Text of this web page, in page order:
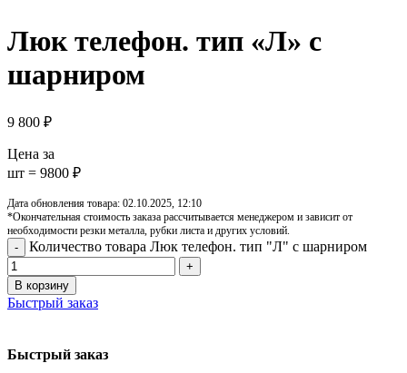
Люк телефон. тип «Л» с
шарниром
9 800 ₽
Цена за
шт = 9800 ₽
Дата обновления товара: 02.10.2025, 12:10
*Окончательная стоимость заказа рассчитывается менеджером и зависит от
необходимости резки металла, рубки листа и других условий.
Количество товара Люк телефон. тип "Л" с шарниром
В корзину
Быстрый заказ
Быстрый заказ